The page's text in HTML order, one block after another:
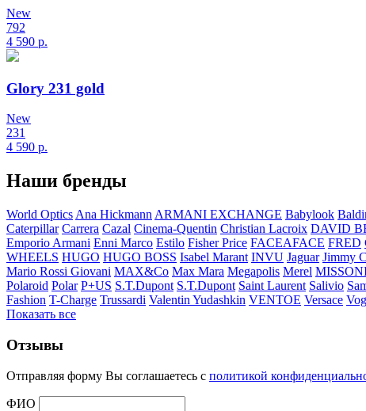
New
792
4 590 р.
Glory 231 gold
New
231
4 590 р.
Наши бренды
World Optics Ana Hickmann ARMANI EXCHANGE Babylook
Caterpillar Carrera Cazal Cinema-Quentin Christian Lacroix DAVID
Emporio Armani Enni Marco Estilo Fisher Price FACEAFACE FRED
WHEELS HUGO HUGO BOSS Isabel Marant INVU Jaguar Jimmy
Mario Rossi Giovani MAX&Co Max Mara Megapolis Merel
Polaroid Polar P+US S.T.Dupont S.T.Dupont Saint Laurent Salivio
Fashion T-Charge Trussardi Valentin Yudashkin VENTOE Versace
Показать все
Отзывы
Отправляя форму Вы соглашаетесь с политикой
ФИО